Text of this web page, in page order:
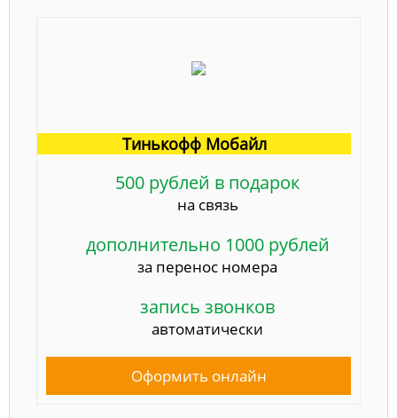
Тинькофф Мобайл
500 рублей в подарок
на связь
дополнительно 1000 рублей
за перенос номера
запись звонков
автоматически
Оформить онлайн